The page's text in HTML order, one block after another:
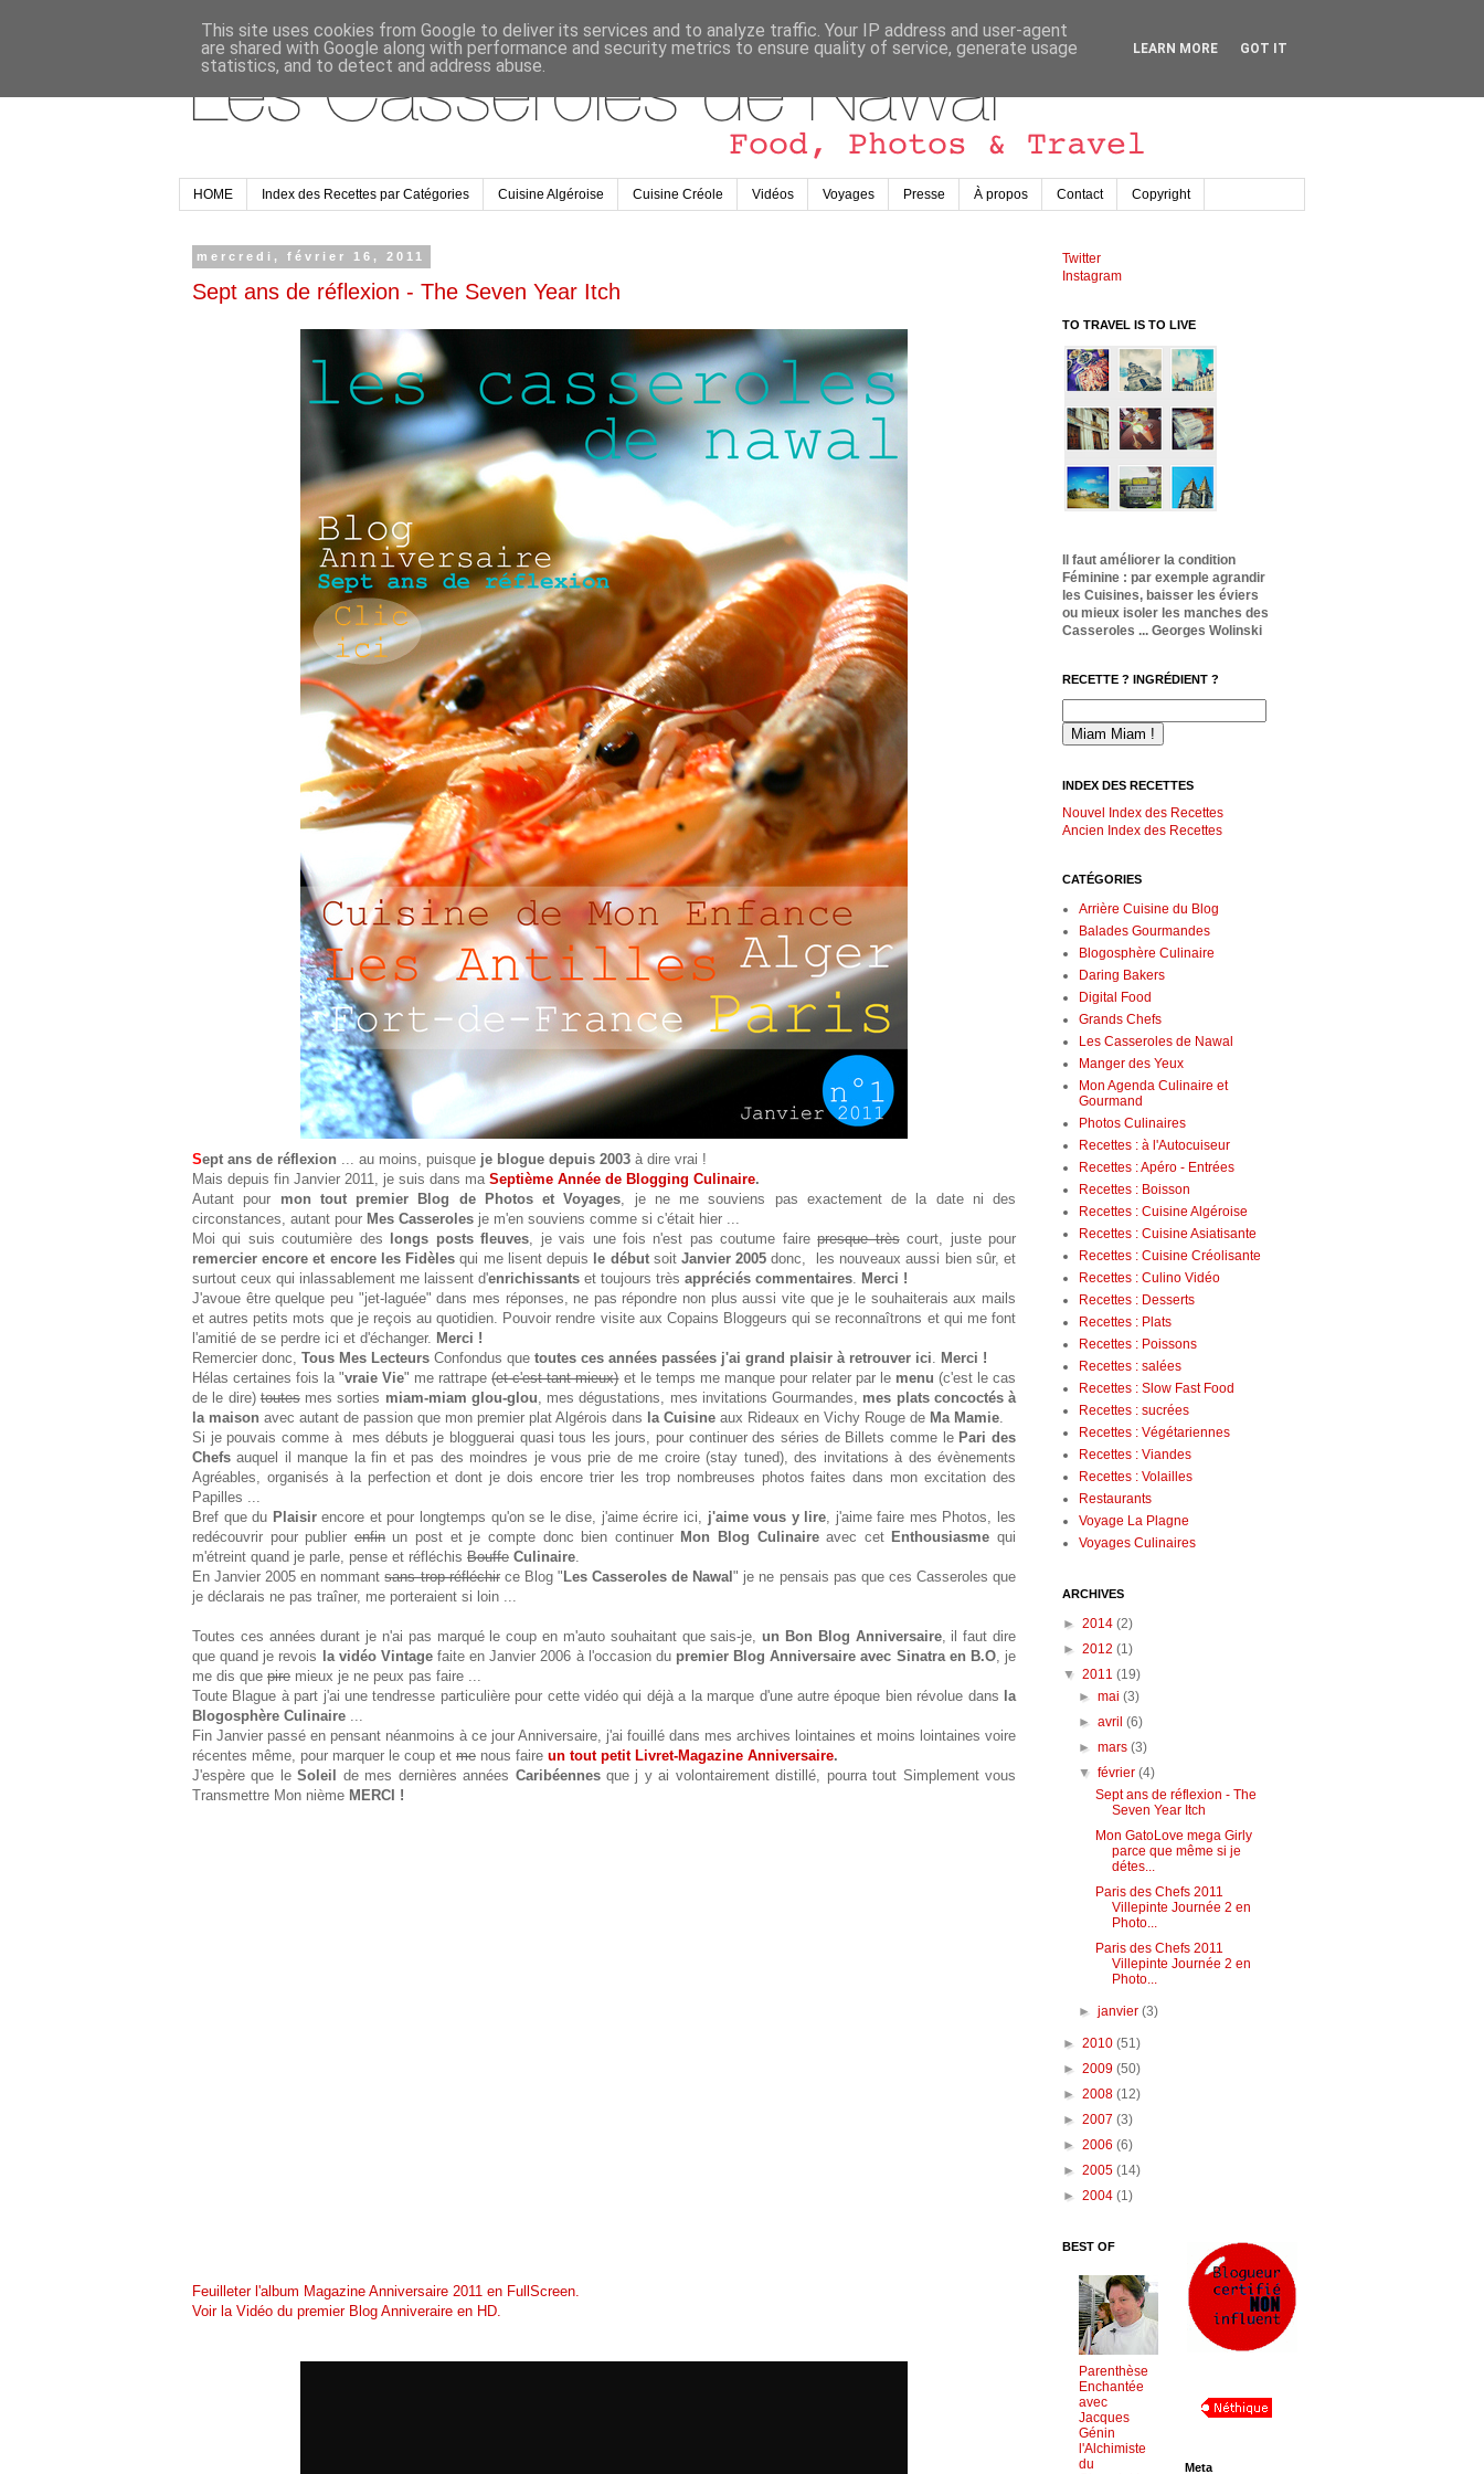
HOME Index des Recettes par Catégories Cuisine Algéroise Cuisine Créole Vidéos Voyages Presse À propos Contact Copyright
mercredi, février 16, 2011
Sept ans de réflexion - The Seven Year Itch
Sept ans de réflexion ... au moins, puisque je blogue depuis 2003 à dire vrai !
Mais depuis fin Janvier 2011, je suis dans ma Septième Année de Blogging Culinaire.
Autant pour mon tout premier Blog de Photos et Voyages , je ne me souviens pas exactement de la date ni des
circonstances, autant pour Mes Casseroles je m'en souviens comme si c'était hier ...
Moi qui suis coutumière des longs posts fleuves , je vais une fois n'est pas coutume fairepresque trèscourt, juste pour
remercier encore et encore les Fidèles qui me lisent depuis le débutsoit Janvier 2005 donc, les nouveaux aussi bien sûr, et
surtout ceux qui inlassablement me laissent d'enrichissants et toujours très appréciés commentaires Merci !
J'avoue être quelque peu "jet-laguée" dans mes réponses, ne pas répondre non plus aussi vite que je le souhaiterais aux mails
et autres petits mots que je reçois au quotidien. Pouvoir rendre visite aux Copains Bloggeurs qui se reconnaîtrons et qui me font
l'amitié de se perdre ici et d'échanger. Merci !
Remercier donc, Tous Mes Lecteurs Confondus que toutes ces années passées j'ai grand plaisir à retrouver ici
Merci !
Hélas certaines fois la "vraie Vie" me rattrape(et c'est tant mieux)et le temps me manque pour relater par le menu (c'est le cas
de le dire)toutesmes sorties miam-miam glou-glou , mes dégustations, mes invitations Gourmandes, mes plats concoctés à
la maison avec autant de passion que mon premier plat Algérois dans la Cuisine aux Rideaux en Vichy Rouge de Ma Mamie
Si je pouvais comme à mes débuts je blogguerai quasi tous les jours, pour continuer des séries de Billets comme le Pari des
Chefs auquel il manque la fin et pas des moindres je vous prie de me croire (stay tuned), des invitations à des évènements
Agréables, organisés à la perfection et dont je dois encore trier les trop nombreuses photos faites dans mon excitation des
Papilles ...
Bref que du Plaisirencore et pour longtemps qu'on se le dise, j'aime écrire ici, j'aime vous y lire , j'aime faire mes Photos, les
redécouvrir pour publierenfinun post et je compte donc bien continuer Mon Blog Culinaireavec cet Enthousiasme qui
m'étreint quand je parle, pense et réfléchis Bouffe Culinaire
En Janvier 2005 en nommantsans trop réfléchirce Blog "Les Casseroles de Nawal" je ne pensais pas que ces Casseroles que
je déclarais ne pas traîner, me porteraient si loin ...
Toutes ces années durant je n'ai pas marqué le coup en m'auto souhaitant que sais-je,un Bon Blog Anniversaire, il faut dire
que quand je revois la vidéo Vintagefaite en Janvier 2006 à l'occasion du premier Blog Anniversaire avec Sinatra en B.O, je
me dis que pire mieux je ne peux pas faire ...
Toute Blague à part j'ai une tendresse particulière pour cette vidéo qui déjà a la marque d'une autre époque bien révolue dans la
Blogosphère Culinaire
Fin Janvier passé en pensant néanmoins à ce jour Anniversaire, j'ai fouillé dans mes archives lointaines et moins lointaines voire
récentes même, pour marquer le coup et me nous faire un tout petit Livret-Magazine Anniversaire.
J'espère que leSoleil de mes dernières années Caribéennesque j y ai volontairement distillé, pourra tout Simplement vous
Transmettre Mon nième MERCI !
Feuilleter l'album Magazine Anniversaire 2011 en FullScreen.
Voir la Vidéo du premier Blog Anniveraire en HD.
Twitter
Instagram
TO TRAVEL IS TO LIVE
Il faut améliorer la condition
Féminine : par exemple agrandir
les Cuisines, baisser les éviers
ou mieux isoler les manches des
Casseroles ... Georges Wolinski
RECETTE ? INGRÉDIENT ?
INDEX DES RECETTES
Nouvel Index des Recettes
Ancien Index des Recettes
CATÉGORIES
Arrière Cuisine du Blog
Balades Gourmandes
Blogosphère Culinaire
Daring Bakers
Digital Food
Grands Chefs
Les Casseroles de Nawal
Manger des Yeux
Mon Agenda Culinaire et
Gourmand
Photos Culinaires
Recettes : à l'Autocuiseur
Recettes : Apéro - Entrées
Recettes : Boisson
Recettes : Cuisine Algéroise
Recettes : Cuisine Asiatisante
Recettes : Cuisine Créolisante
Recettes : Culino Vidéo
Recettes : Desserts
Recettes : Plats
Recettes : Poissons
Recettes : salées
Recettes : Slow Fast Food
Recettes : sucrées
Recettes : Végétariennes
Recettes : Viandes
Recettes : Volailles
Restaurants
Voyage La Plagne
Voyages Culinaires
ARCHIVES
► 2014 (2)
► 2012 (1)
▼ 2011 (19)
►mai(3)
►avril(6)
►mars(3)
▼février(4)
Sept ans de réflexion - The
Seven Year Itch
Mon GatoLove mega Girly
parce que même si je
détes...
Paris des Chefs 2011
Villepinte Journée 2 en
Photo...
Paris des Chefs 2011
Villepinte Journée 2 en
Photo...
►janvier(3)
► 2010 (51)
► 2009 (50)
► 2008 (12)
► 2007 (3)
► 2006 (6)
► 2005 (14)
► 2004 (1)
BEST OF
Parenthèse
Enchantée
avec
Jacques
Génin
l'Alchimiste
du
Meta
This site uses cookies from Google to deliver its services and to analyze traffic. Your IP address and user-agent
are shared with Google along with performance and security metrics to ensure quality of service, generate usage
statistics, and to detect and address abuse.
LEARN MORE GOT IT